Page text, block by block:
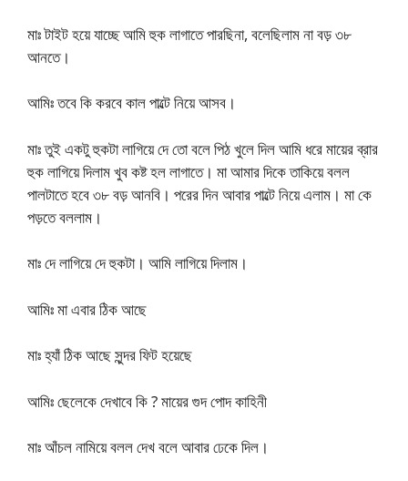
মাঃ টাইট হয়ে যাচ্ছে আমি হুক লাগাতে পারছিনা, বলেছিলাম না বড় ৩৮
আনতে।
আমিঃ তবে কি করবে কাল পাল্টে নিয়ে আসব।
মাঃ তুই একটু হুকটা লাগিয়ে দে তো বলে পিঠ খুলে দিল আমি ধরে মায়ের ব্রার
হুক লাগিয়ে দিলাম খুব কষ্ট হল লাগাতে। মা আমার দিকে তাকিয়ে বলল
পালটাতে হবে ৩৮ বড় আনবি। পরের দিন আবার পাল্টে নিয়ে এলাম। মা কে
পড়তে বললাম।
মাঃ দে লাগিয়ে দে হুকটা। আমি লাগিয়ে দিলাম।
আমিঃ মা এবার ঠিক আছে
মাঃ হ্যাঁ ঠিক আছে সুন্দর ফিট হয়েছে
আমিঃ ছেলেকে দেখাবে কি ? মায়ের গুদ পোদ কাহিনী
মাঃ আঁচল নামিয়ে বলল দেখ বলে আবার ঢেকে দিল।